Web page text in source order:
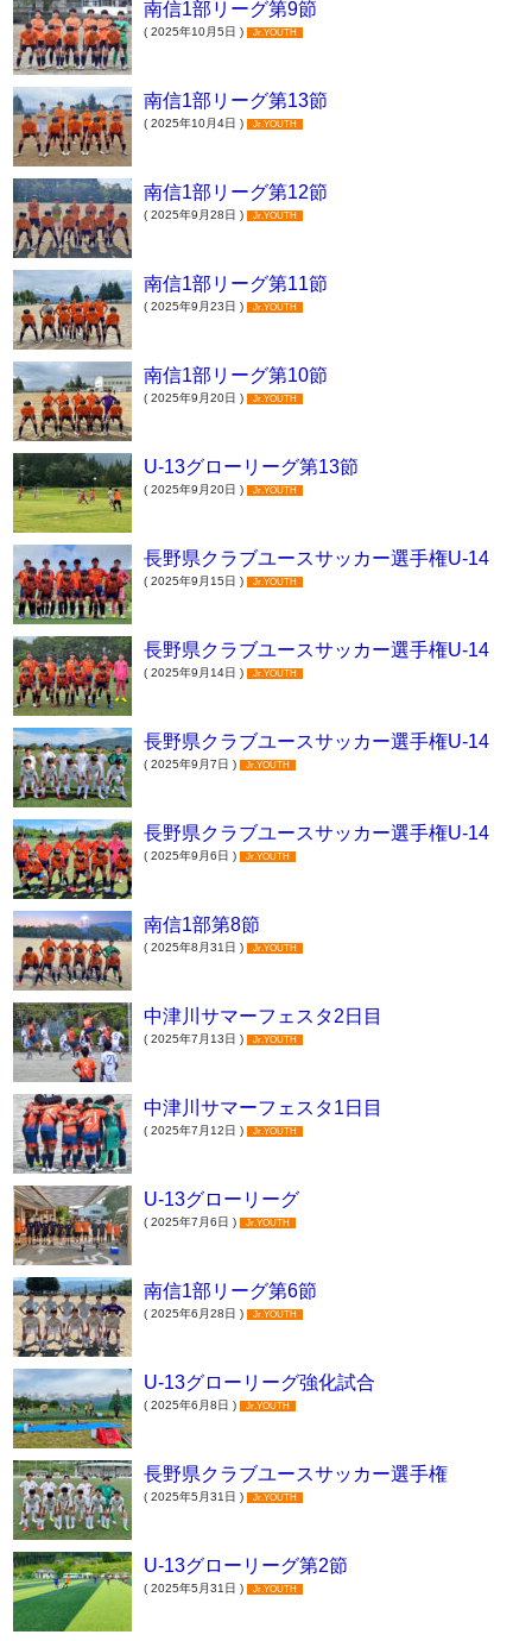
南信1部リーグ第9節
( 2025年10月5日 ) Jr.YOUTH
南信1部リーグ第13節
( 2025年10月4日 ) Jr.YOUTH
南信1部リーグ第12節
( 2025年9月28日 ) Jr.YOUTH
南信1部リーグ第11節
( 2025年9月23日 ) Jr.YOUTH
南信1部リーグ第10節
( 2025年9月20日 ) Jr.YOUTH
U-13グローリーグ第13節
( 2025年9月20日 ) Jr.YOUTH
長野県クラブユースサッカー選手権U-14
( 2025年9月15日 ) Jr.YOUTH
長野県クラブユースサッカー選手権U-14
( 2025年9月14日 ) Jr.YOUTH
長野県クラブユースサッカー選手権U-14
( 2025年9月7日 ) Jr.YOUTH
長野県クラブユースサッカー選手権U-14
( 2025年9月6日 ) Jr.YOUTH
南信1部第8節
( 2025年8月31日 ) Jr.YOUTH
中津川サマーフェスタ2日目
( 2025年7月13日 ) Jr.YOUTH
中津川サマーフェスタ1日目
( 2025年7月12日 ) Jr.YOUTH
U-13グローリーグ
( 2025年7月6日 ) Jr.YOUTH
南信1部リーグ第6節
( 2025年6月28日 ) Jr.YOUTH
U-13グローリーグ強化試合
( 2025年6月8日 ) Jr.YOUTH
長野県クラブユースサッカー選手権
( 2025年5月31日 ) Jr.YOUTH
U-13グローリーグ第2節
( 2025年5月31日 ) Jr.YOUTH